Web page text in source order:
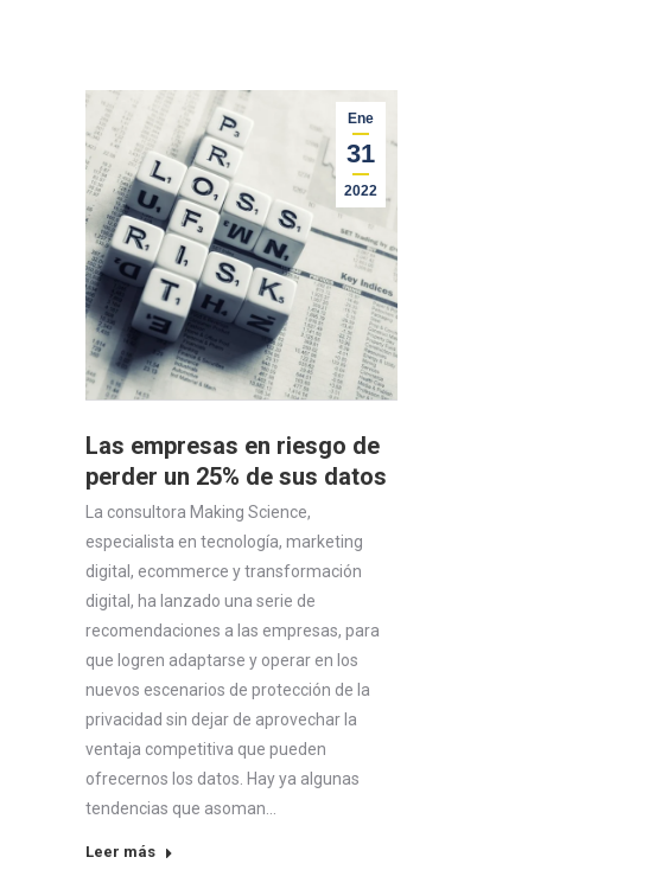
Ene
31
2022
Las empresas en riesgo de
perder un 25% de sus datos
La consultora Making Science,
especialista en tecnología, marketing
digital, ecommerce y transformación
digital, ha lanzado una serie de
recomendaciones a las empresas, para
que logren adaptarse y operar en los
nuevos escenarios de protección de la
privacidad sin dejar de aprovechar la
ventaja competitiva que pueden
ofrecernos los datos. Hay ya algunas
tendencias que asoman…
Leer más